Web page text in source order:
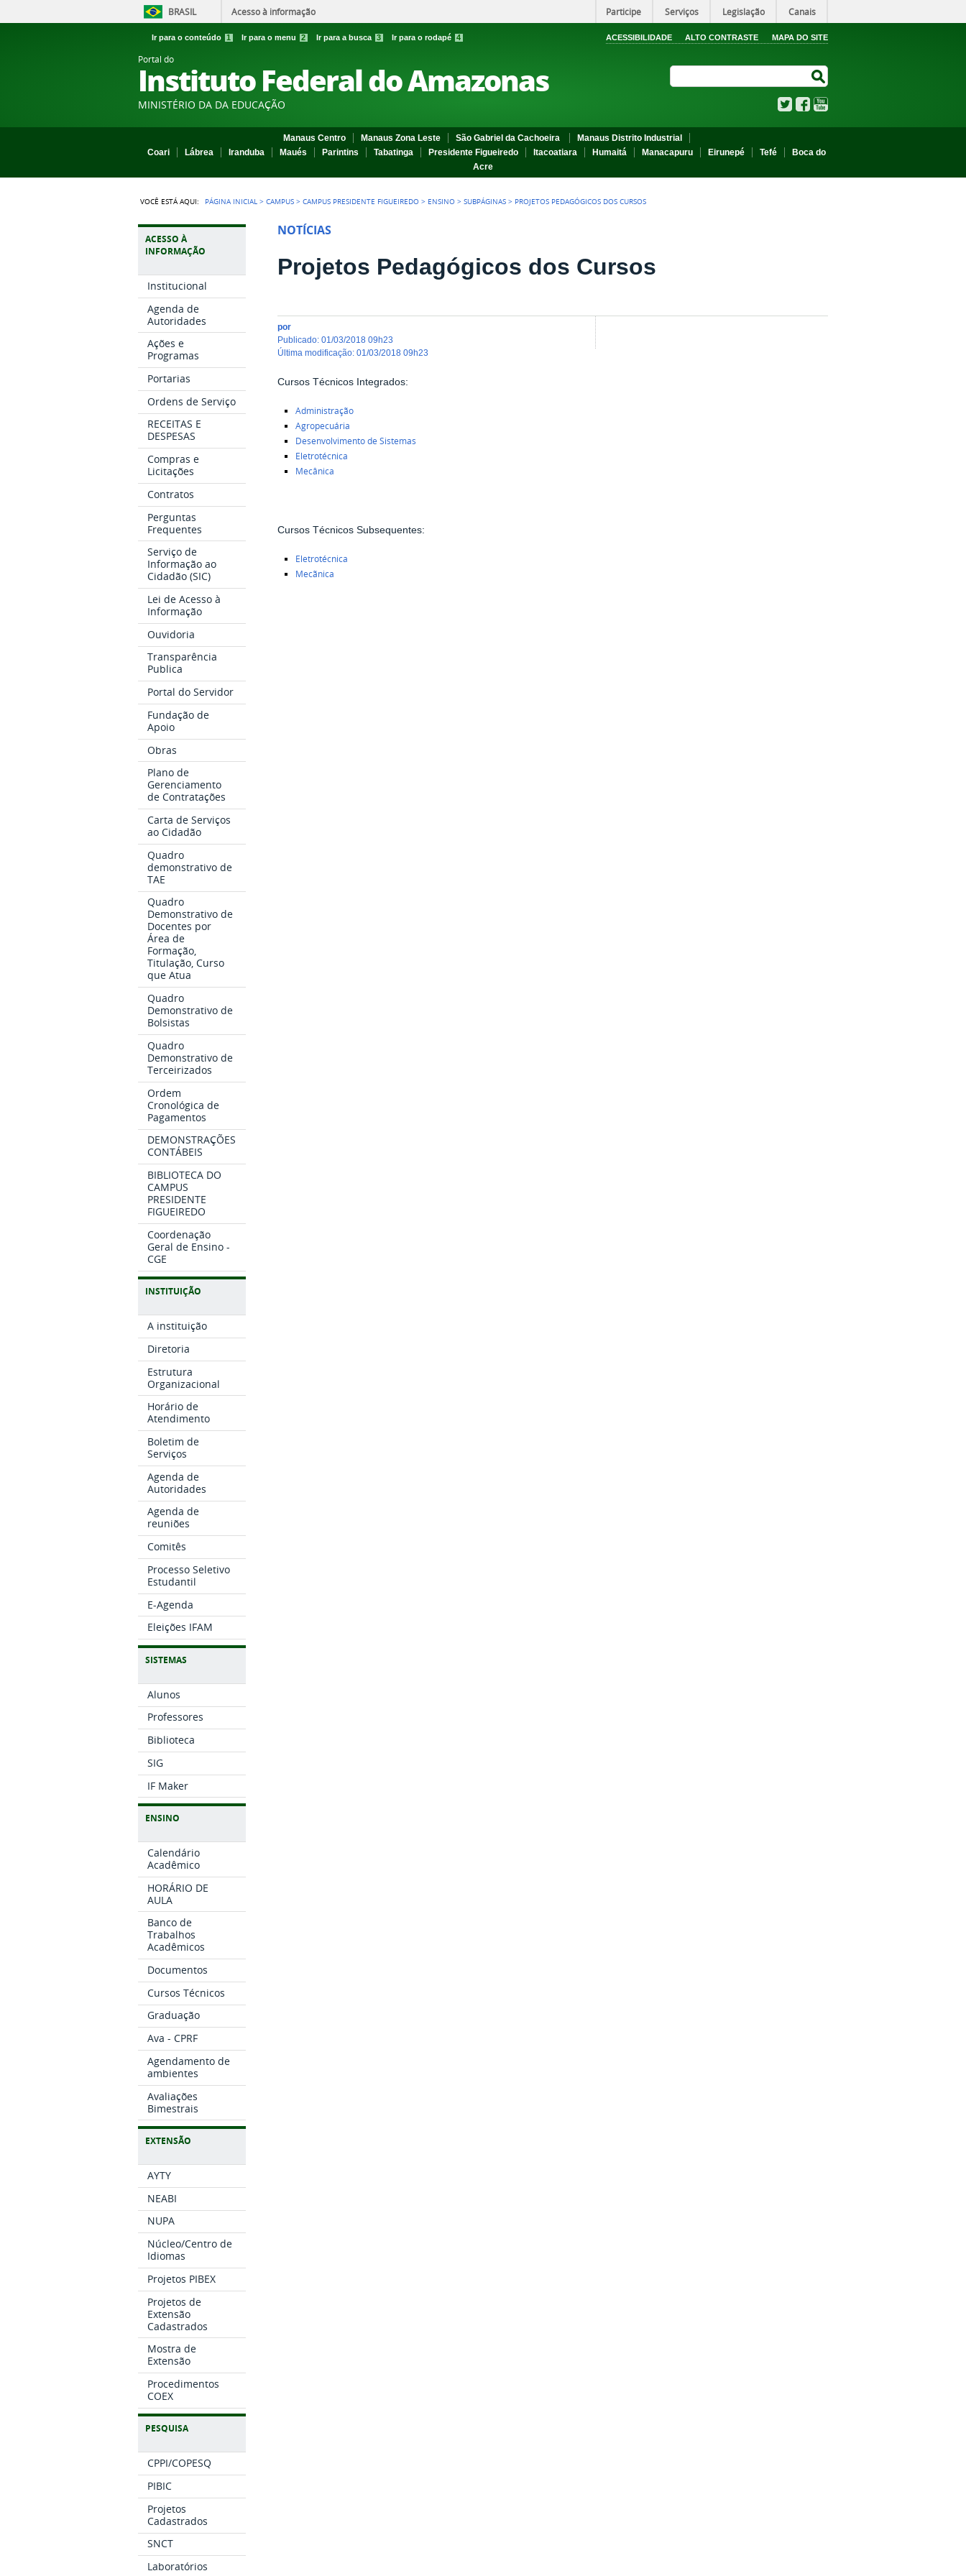
BRASIL Acesso à informação Participe Serviços Legislação Canais
Ir para o conteúdo 1 Ir para o menu 2 Ir para a busca 3 Ir para o rodapé 4 ACESSIBILIDADE ALTO CONTRASTE MAPA DO SITE
Portal do
Instituto Federal do Amazonas
MINISTÉRIO DA DA EDUCAÇÃO TwitterFacebook
Manaus Centro Manaus Zona Leste São Gabriel da Cachoeira
Manaus Distrito Industrial
Coari
Lábrea Iranduba Maués Parintins Tabatinga Presidente Figueiredo Itacoatiara Humaitá Manacapuru Eirunepé Tefé
Boca do
Acre
VOCÊ ESTÁ AQUI: PÁGINA INICIAL >CAMPUS >CAMPUS PRESIDENTE FIGUEIREDO > ENSINO >SUBPÁGINAS > PROJETOS PEDAGÓGICOS DOS CURSOS
ACESSO À
INFORMAÇÃO
Institucional
Agenda de
Autoridades
Ações e
Programas
Portarias
Ordens de Serviço
RECEITAS E
DESPESAS
Compras e
Licitações
Contratos
Perguntas
Frequentes
Serviço de
Informação ao
Cidadão (SIC)
Lei de Acesso à
Informação
Ouvidoria
Transparência
Publica
Portal do Servidor
Fundação de
Apoio
Obras
Plano de
Gerenciamento
de Contratações
Carta de Serviços
ao Cidadão
Quadro
demonstrativo de
TAE
Quadro
Demonstrativo de
Docentes por
Área de
Formação,
Titulação, Curso
que Atua
Quadro
Demonstrativo de
Bolsistas
Quadro
Demonstrativo de
Terceirizados
Ordem
Cronológica de
Pagamentos
DEMONSTRAÇÕES
CONTÁBEIS
BIBLIOTECA DO
CAMPUS
PRESIDENTE
FIGUEIREDO
Coordenação
Geral de Ensino -
CGE
INSTITUIÇÃO
A instituição
Diretoria
Estrutura
Organizacional
Horário de
Atendimento
Boletim de
Serviços
Agenda de
Autoridades
Agenda de
reuniões
Comitês
Processo Seletivo
Estudantil
E-Agenda
Eleições IFAM
SISTEMAS
Alunos
Professores
Biblioteca
SIG
IF Maker
ENSINO
Calendário
Acadêmico
HORÁRIO DE
AULA
Banco de
Trabalhos
Acadêmicos
Documentos
Cursos Técnicos
Graduação
Ava - CPRF
Agendamento de
ambientes
Avaliações
Bimestrais
EXTENSÃO
AYTY
NEABI
NUPA
Núcleo/Centro de
Idiomas
Projetos PIBEX
Projetos de
Extensão
Cadastrados
Mostra de
Extensão
Procedimentos
COEX
PESQUISA
CPPI/COPESQ
PIBIC
Projetos
Cadastrados
SNCT
Laboratórios
NOTÍCIAS
Projetos Pedagógicos dos Cursos
por
publicado:01/03/2018 09h23
última modificação:01/03/2018 09h23
Cursos Técnicos Integrados:
Administração
Agropecuária
Desenvolvimento de Sistemas
Eletrotécnica
Mecânica
Cursos Técnicos Subsequentes:
Eletrotécnica
Mecãnica